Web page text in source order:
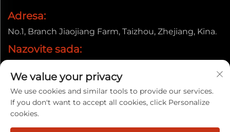
Adresa:
No.1, Branch Jiaojiang Farm, Taizhou, Zhejiang, Kina.
Nazovite sada:
E-pošta:
[email protected]
We value your privacy
We use cookies and similar tools to provide our services.
If you don't want to accept all cookies, click Personalize
cookies.